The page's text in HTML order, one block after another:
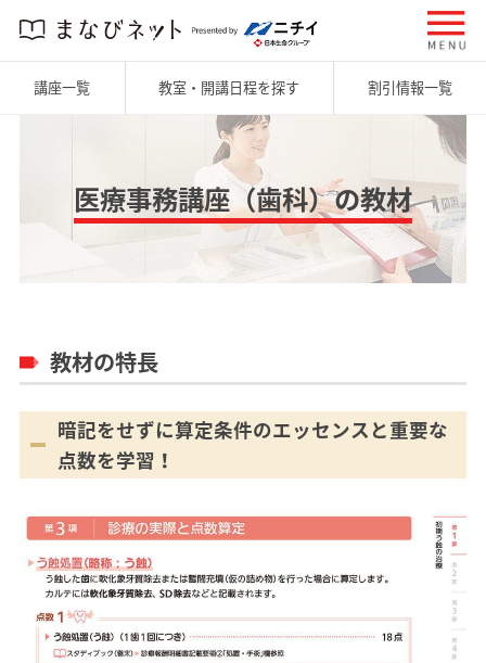
講座一覧 教室・開講日程を探す 割引情報一覧
医療事務講座（歯科）の教材
教材の特長
暗記をせずに算定条件のエッセンスと重要な
点数を学習！